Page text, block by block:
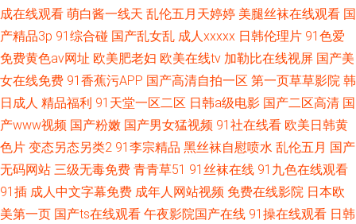
成在线观看 萌白酱一线天 乱伦五月天婷婷 美腿丝袜在线观看 国
产精品3p 91综合碰 国产乱女乱 成人xxxxx 日韩伦理片 91色爱
免费黄色av网址 欧美肥老妇 欧美在线tv 加勒比在线视屏 国产美
女在线免费 91香蕉污APP 国产高清自拍一区 第一页草草影院 韩
日成人 精品福利 91天堂一区二区 日韩a级电影 国产二区高清 国
产www视频 国产粉嫩 国产男女猛视频 91社在线看 欧美日韩黄
色片 变态另态另类2 91李宗精品 黑丝袜自慰喷水 乱伦五月 国产
无码网站 三级无毒免费 青青草51 91丝袜在线 91九色在线观看
91插 成人中文字幕免费 成年人网站视频 免费在线影院 日本欧
美第一页 国产ts在线观看 午夜影院国产在线 91操在线观看 日韩